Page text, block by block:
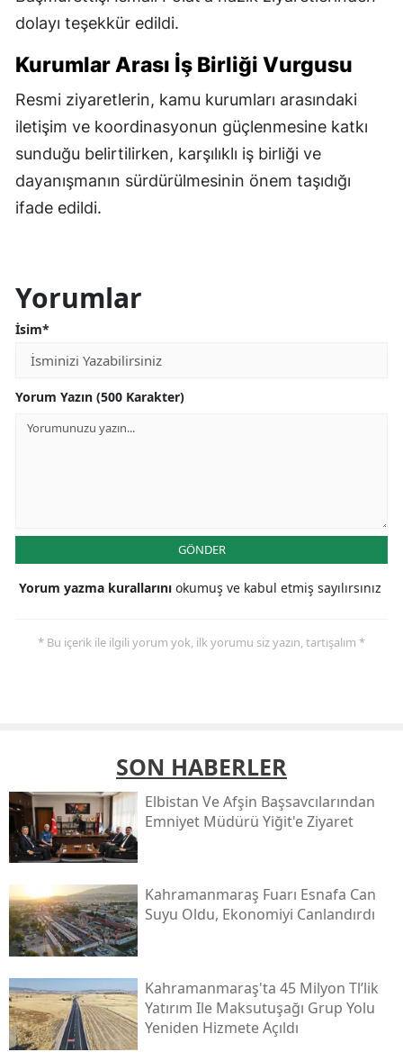
dolayı teşekkür edildi.
Kurumlar Arası İş Birliği Vurgusu
Resmi ziyaretlerin, kamu kurumları arasındaki
iletişim ve koordinasyonun güçlenmesine katkı
sunduğu belirtilirken, karşılıklı iş birliği ve
dayanışmanın sürdürülmesinin önem taşıdığı
ifade edildi.
Yorumlar
İsim*
Yorum Yazın (500 Karakter)
GÖNDER
Yorum yazma kurallarını okumuş ve kabul etmiş sayılırsınız
* Bu içerik ile ilgili yorum yok, ilk yorumu siz yazın, tartışalım *
SON HABERLER
Elbistan Ve Afşin Başsavcılarından
Emniyet Müdürü Yiğit'e Ziyaret
Kahramanmaraş Fuarı Esnafa Can
Suyu Oldu, Ekonomiyi Canlandırdı
Kahramanmaraş'ta 45 Milyon Tl’lik
Yatırım Ile Maksutuşağı Grup Yolu
Yeniden Hizmete Açıldı